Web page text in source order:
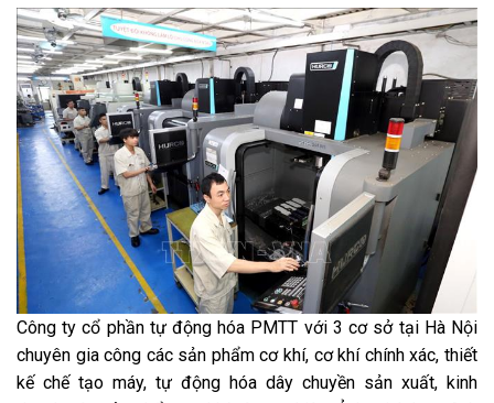
Công ty cổ phần tự động hóa PMTT với 3 cơ sở tại Hà Nội
chuyên gia công các sản phẩm cơ khí, cơ khí chính xác, thiết
kế chế tạo máy, tự động hóa dây chuyền sản xuất, kinh